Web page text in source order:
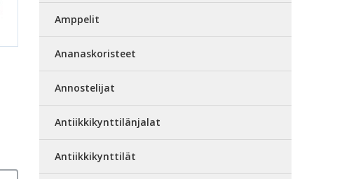
Amppelit
Ananaskoristeet
Annostelijat
Antiikkikynttilänjalat
Antiikkikynttilät